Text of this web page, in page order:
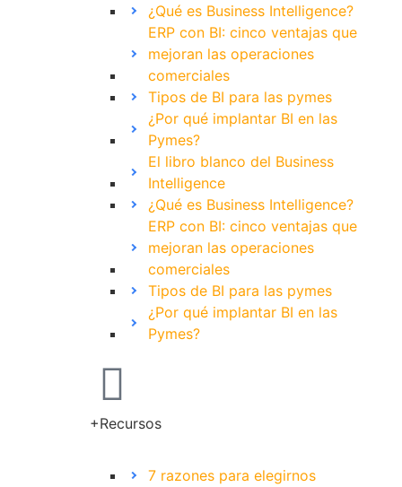
¿Qué es Business Intelligence?
ERP con BI: cinco ventajas que
mejoran las operaciones
comerciales
Tipos de BI para las pymes
¿Por qué implantar BI en las
Pymes?
El libro blanco del Business
Intelligence
¿Qué es Business Intelligence?
ERP con BI: cinco ventajas que
mejoran las operaciones
comerciales
Tipos de BI para las pymes
¿Por qué implantar BI en las
Pymes?
+Recursos
7 razones para elegirnos